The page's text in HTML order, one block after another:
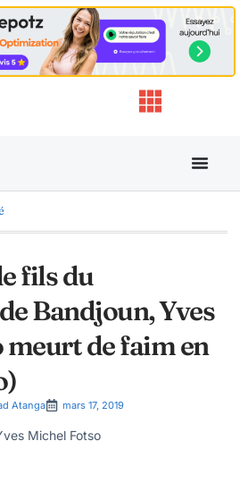
fils du
Bandjoun, Yves
meurt de faim en
Atanga
mars 17, 2019